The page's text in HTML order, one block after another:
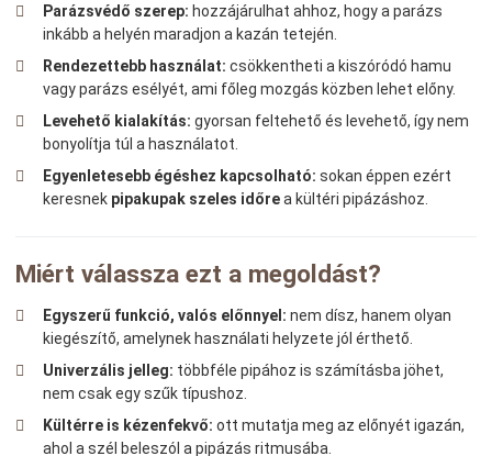
Parázsvédő szerep: hozzájárulhat ahhoz, hogy a parázs
inkább a helyén maradjon a kazán tetején.
Rendezettebb használat: csökkentheti a kiszóródó hamu
vagy parázs esélyét, ami főleg mozgás közben lehet előny.
Levehető kialakítás: gyorsan feltehető és levehető, így nem
bonyolítja túl a használatot.
Egyenletesebb égéshez kapcsolható: sokan éppen ezért
keresnek pipakupak szeles időrea kültéri pipázáshoz.
Miért válassza ezt a megoldást?
Egyszerű funkció, valós előnnyel: nem dísz, hanem olyan
kiegészítő, amelynek használati helyzete jól érthető.
Univerzális jelleg: többféle pipához is számításba jöhet,
nem csak egy szűk típushoz.
Kültérre is kézenfekvő: ott mutatja meg az előnyét igazán,
ahol a szél beleszól a pipázás ritmusába.